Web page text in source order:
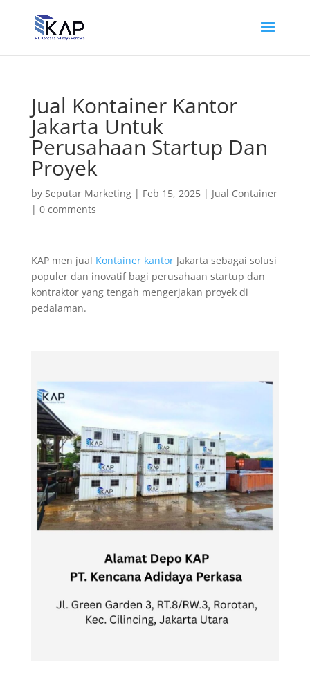
Jual Kontainer Kantor
Jakarta Untuk
Perusahaan Startup Dan
Proyek
by Seputar Marketing| Feb 15, 2025| Jual Container
| 0 comments
KAP men jual Kontainer kantorJakarta sebagai solusi
populer dan inovatif bagi perusahaan startup dan
kontraktor yang tengah mengerjakan proyek di
pedalaman.